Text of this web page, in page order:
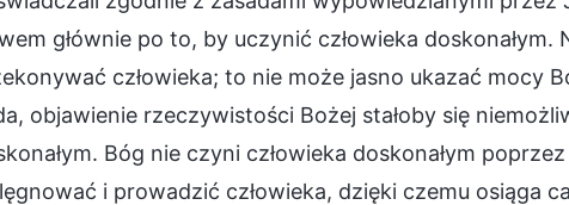
głównie po to, by uczynić człowieka
człowieka; to nie może jasno ukazać mocy
objawienie rzeczywistości Bożej stałoby się
Bóg nie czyni człowieka doskonałym
i prowadzić człowieka, dzięki czemu osiąga